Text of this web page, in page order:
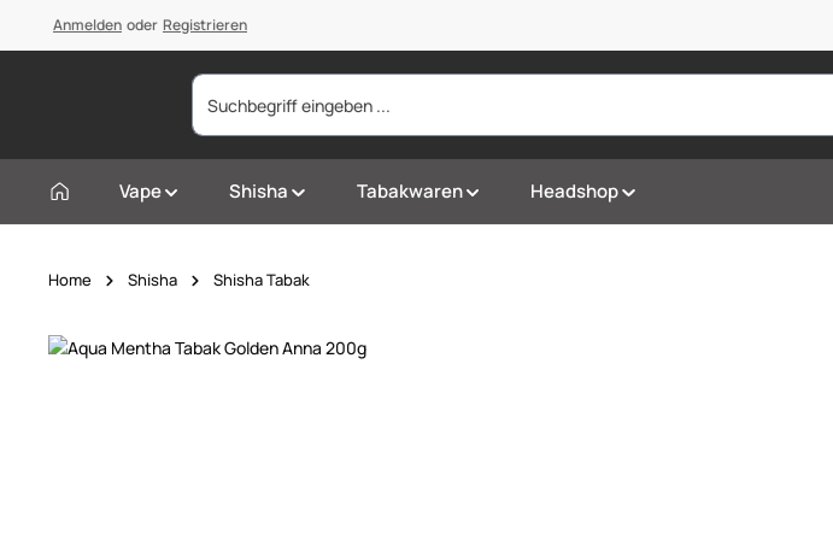
Zur Hauptnavigation springen
Anmelden oder Registrieren
Vape Shisha Tabakwaren Headshop
Home Shisha Shisha Tabak
Bildergalerie überspringen